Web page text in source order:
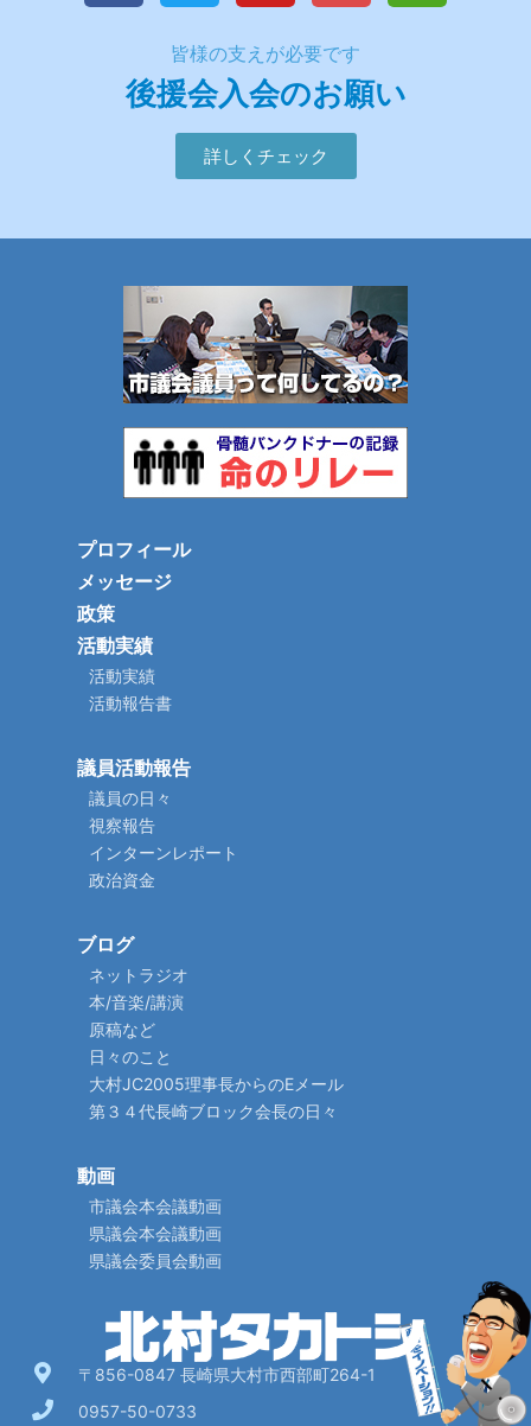
後援会入会のお願い
皆様の支えが必要です
詳しくチェック
プロフィール
メッセージ
政策
活動実績
活動実績
活動報告書
議員活動報告
議員の日々
視察報告
インターンレポート
政治資金
ブログ
ネットラジオ
本/音楽/講演
原稿など
日々のこと
大村JC2005理事長からのEメール
第３４代長崎ブロック会長の日々
動画
市議会本会議動画
県議会本会議動画
県議会委員会動画
〒856-0847 長崎県大村市西部町264-1
0957-50-0733